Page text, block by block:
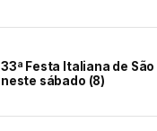
33ª Festa Italiana de
neste sábado (8)